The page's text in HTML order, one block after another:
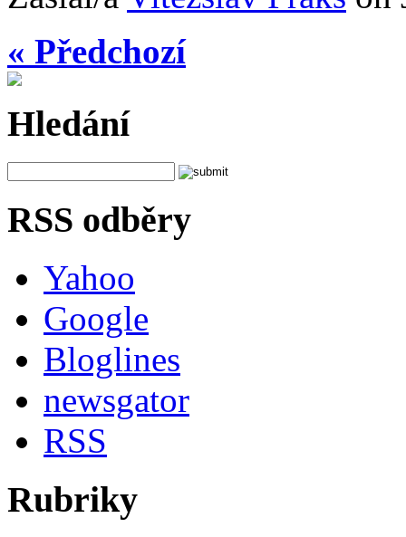
« Předchozí
Hledání
RSS odběry
Yahoo
Google
Bloglines
newsgator
RSS
Rubriky